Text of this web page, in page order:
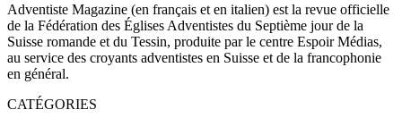
Adventiste Magazine (en français et en italien) est la revue officielle
de la Fédération des Églises Adventistes du Septième jour de la
Suisse romande et du Tessin, produite par le centre Espoir Médias,
au service des croyants adventistes en Suisse et de la francophonie
en général.
CATÉGORIES